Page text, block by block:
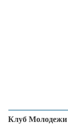
Клуб Молодежи